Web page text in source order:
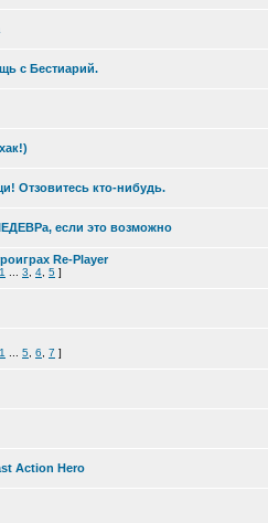
с Бестиарий.
Отзовитесь кто-нибудь.
если это возможно
Re-Player
1 3 4 5 ]
1 5 6 7 ]
Action Hero